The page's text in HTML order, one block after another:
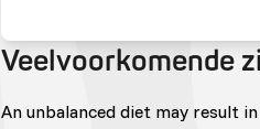
Veelvoorkomende
An unbalanced diet may result